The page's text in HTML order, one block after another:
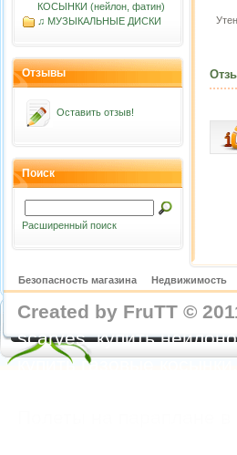
КОСЫНКИ (нейлон, фатин)
♫ МУЗЫКАЛЬНЫЕ ДИСКИ
Отзывы
Оставить отзыв!
Поиск
Расширенный поиск
Безопасность магазина Недвижимость
Created by FruTT ©
scarves, купить
купить газовые